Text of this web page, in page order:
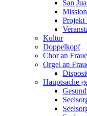
San
Projekt
Kultur
Doppelkopf
Chor an
Orgel an
Hauptsache